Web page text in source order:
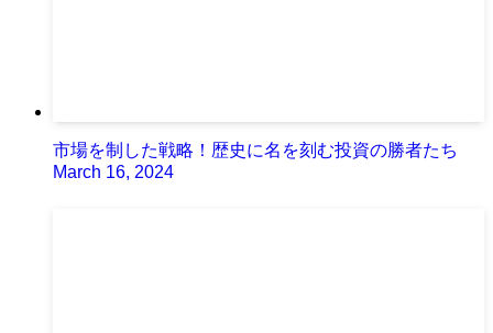
市場を制した戦略！歴史に名を刻む投資の勝者たち
March 16, 2024